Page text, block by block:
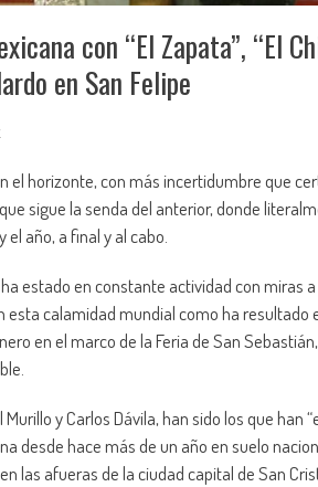
con “El Zapata”, “El
en San Felipe
el horizonte, con más incertidumbre que
sigue la senda del anterior, donde
año, a final y al cabo.
estado en constante actividad con miras
calamidad mundial como ha resultado
en el marco de la Feria de San
y Carlos Dávila, han sido los que han
desde hace más de un año en suelo
las afueras de la ciudad capital de San